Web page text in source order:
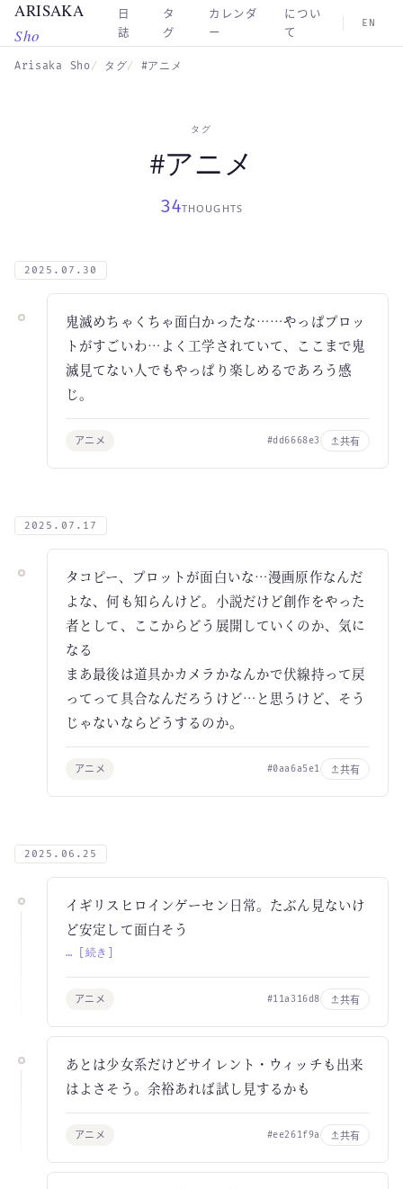
Skip to main content
ARISAKA
Sho
日
誌
タ
グ
カレンダ
ー
につい
て
EN
Arisaka Sho タグ #アニメ
タグ
#アニメ
34THOUGHTS
2025.07.30
鬼滅めちゃくちゃ面白かったな……やっぱプロッ
トがすごいわ…よく工学されていて、ここまで鬼
滅見てない人でもやっぱり楽しめるであろう感
じ。
アニメ #dd6668e3 共有
2025.07.17
タコピー、プロットが面白いな…漫画原作なんだ
よな、何も知らんけど。小説だけど創作をやった
者として、ここからどう展開していくのか、気に
なる
まあ最後は道具かカメラかなんかで伏線持って戻
ってって具合なんだろうけど…と思うけど、そう
じゃないならどうするのか。
アニメ #0aa6a5e1 共有
2025.06.25
イギリスヒロインゲーセン日常。たぶん見ないけ
ど安定して面白そう
… [続き]
アニメ #11a316d8 共有
あとは少女系だけどサイレント・ウィッチも出来
はよさそう。余裕あれば試し見するかも
アニメ #ee261f9a 共有